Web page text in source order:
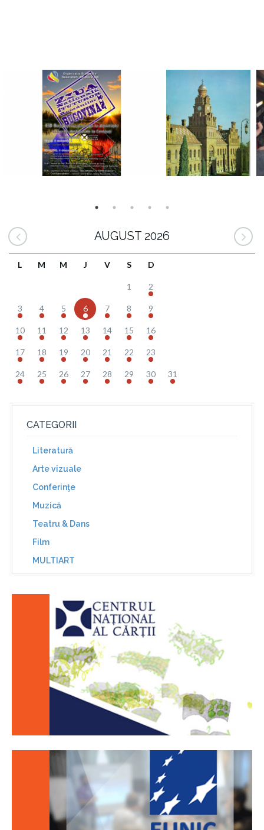
AUGUST 2026
L M M J V S D
1 2
3 4 5 6 7 8 9
10 11 12 13 14 15 16
17 18 19 20 21 22 23
24 25 26 27 28 29 30 31
CATEGORII
Literatură
Arte vizuale
Conferinţe
Muzică
Teatru & Dans
Film
MULTIART